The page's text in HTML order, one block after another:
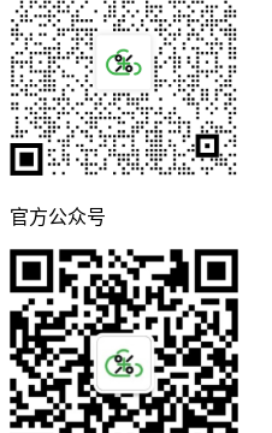
官方公众号